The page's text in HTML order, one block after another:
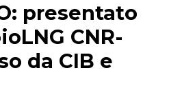
presentato
CNR-
da CIB e